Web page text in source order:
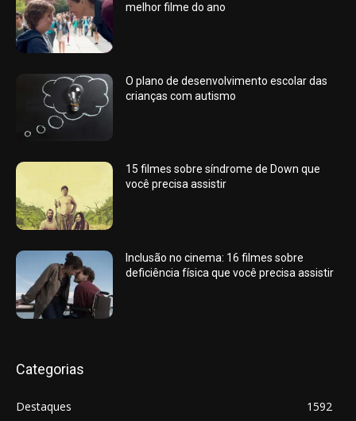
melhor filme do ano
O plano de desenvolvimento escolar das
crianças com autismo
15 filmes sobre síndrome de Down que
você precisa assistir
Inclusão no cinema: 16 filmes sobre
deficiência física que você precisa assistir
Categorias
Destaques
1592